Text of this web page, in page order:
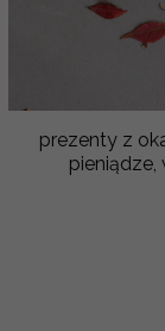
prezenty z
pieniądze,